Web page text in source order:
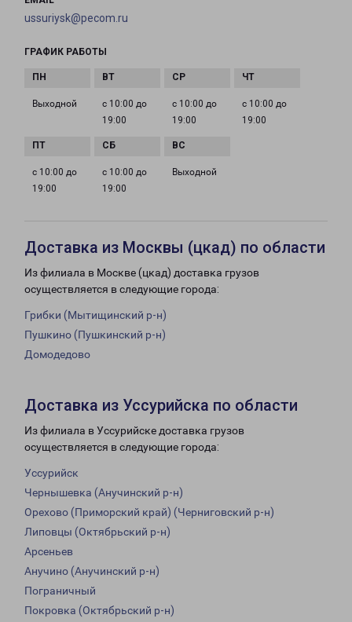
ussuriysk@pecom.ru
ГРАФИК РАБОТЫ
Выходной
с 10:00 до
19:00
с 10:00 до
19:00
с 10:00 до
19:00
с 10:00 до
19:00
с 10:00 до
19:00
Выходной
Доставка из Москвы (цкад) по области
Из филиала в Москве (цкад) доставка грузов
осуществляется в следующие города:
Грибки (Мытищинский р-н)
Пушкино (Пушкинский р-н)
Домодедово
Доставка из Уссурийска по области
Из филиала в Уссурийске доставка грузов
осуществляется в следующие города:
Уссурийск
Чернышевка (Анучинский р-н)
Орехово (Приморский край) (Черниговский р-н)
Липовцы (Октябрьский р-н)
Арсеньев
Анучино (Анучинский р-н)
Пограничный
Покровка (Октябрьский р-н)